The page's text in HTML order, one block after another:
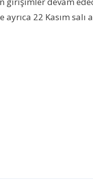
22 Kasım salı